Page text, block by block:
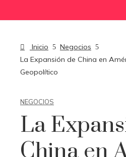
Inicio
Negocios
La Expansión de China en
Geopolítico
NEGOCIOS
La
China en